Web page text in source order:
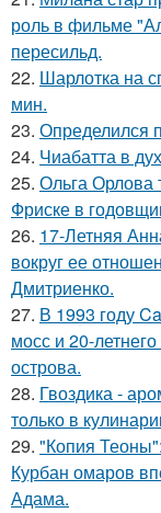
роль в фильме
пересильд.
22. Шарлотка на
мин.
23. Определился
24. Чиабатта в
25. Ольга Орлова
Фриске в
26. 17-Летняя
вокруг ее
Дмитриенко.
27. В 1993 году
мосс и 20-
острова.
28. Гвоздика -
только в
29. "Копия
Курбан омаров
Адама.